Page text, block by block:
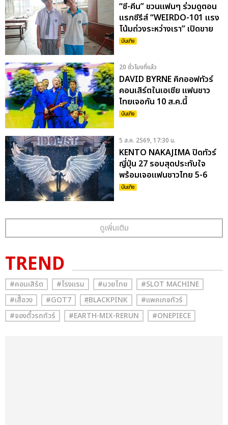
“ซี-คีน” ชวนแฟนๆ ร่วมดูตอน
แรกซีรีส์ “WEIRDO-101 แรง
โน้มถ่วงระหว่างเรา” เปิดขาย
บัตรพรุ่งนี้ 8 ส.ค.
บันเทิง
20 ชั่วโมงที่แล้ว
DAVID BYRNE คิกออฟทัวร์
คอนเสิร์ตในเอเชีย แฟนชาว
ไทยเจอกัน 10 ส.ค.นี้
บันเทิง
5 ส.ค. 2569, 17:30 น.
KENTO NAKAJIMA ปิดทัวร์
ญี่ปุ่น 27 รอบสุดประทับใจ
พร้อมเจอแฟนชาวไทย 5-6
ก.ย. นี้
บันเทิง
ดูเพิ่มเติม
TREND
#คอนเสิร์ต #โรงแรม #มวยไทย
#SLOT MACHINE
#เสื้อวง
#GOT7 #ฺBLACKPINK
#แพคเกจทัวร์
#จองตั๋วรถทัวร์
#EARTH-MIX-RERUN #ONEPIECE